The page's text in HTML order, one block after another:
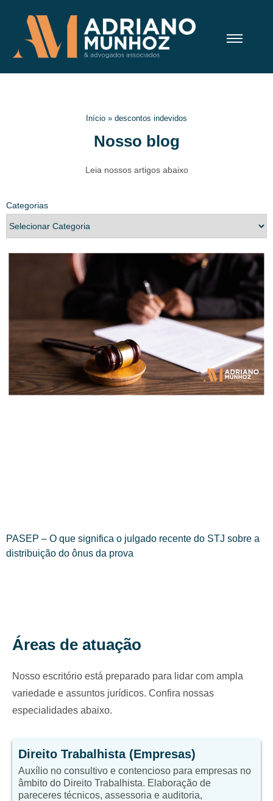
Início » descontos indevidos
Nosso blog
Leia nossos artigos abaixo
Categorias
PASEP – O que significa o julgado recente do STJ sobre a
distribuição do ônus da prova
Áreas de atuação
Nosso escritório está preparado para lidar com ampla
variedade e assuntos jurídicos. Confira nossas
especialidades abaixo.
Direito Trabalhista (Empresas)
Auxílio no consultivo e contencioso para empresas no
âmbito do Direito Trabalhista. Elaboração de
pareceres técnicos, assessoria e auditoria,